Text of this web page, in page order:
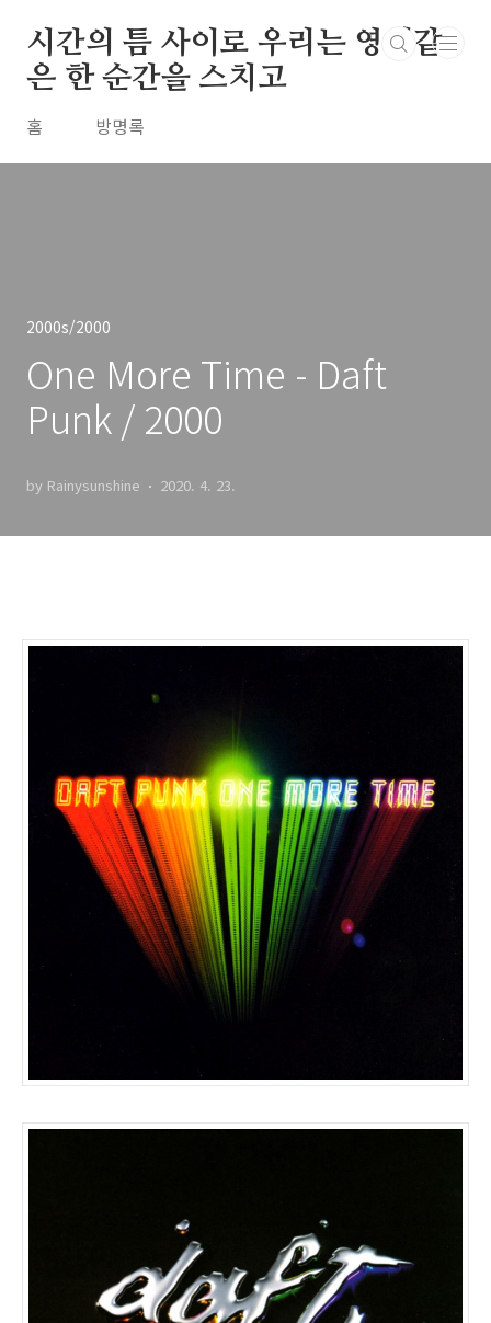
시간의 틈 사이로 우리는 영원같
은 한 순간을 스치고
홈 방명록
2000s/2000
One More Time - Daft
Punk / 2000
by Rainysunshine 2020. 4. 23.